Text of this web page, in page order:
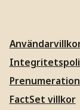
FactSet villkor